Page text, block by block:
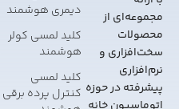
مجموعه‌ای از
محصولات
سخت‌افزاری و
نرم‌افزاری
پیشرفته در حوزه
دیمری هوشمند
کلید لمسی کولر
هوشمند
کلید لمسی
کنترل پرده برقی